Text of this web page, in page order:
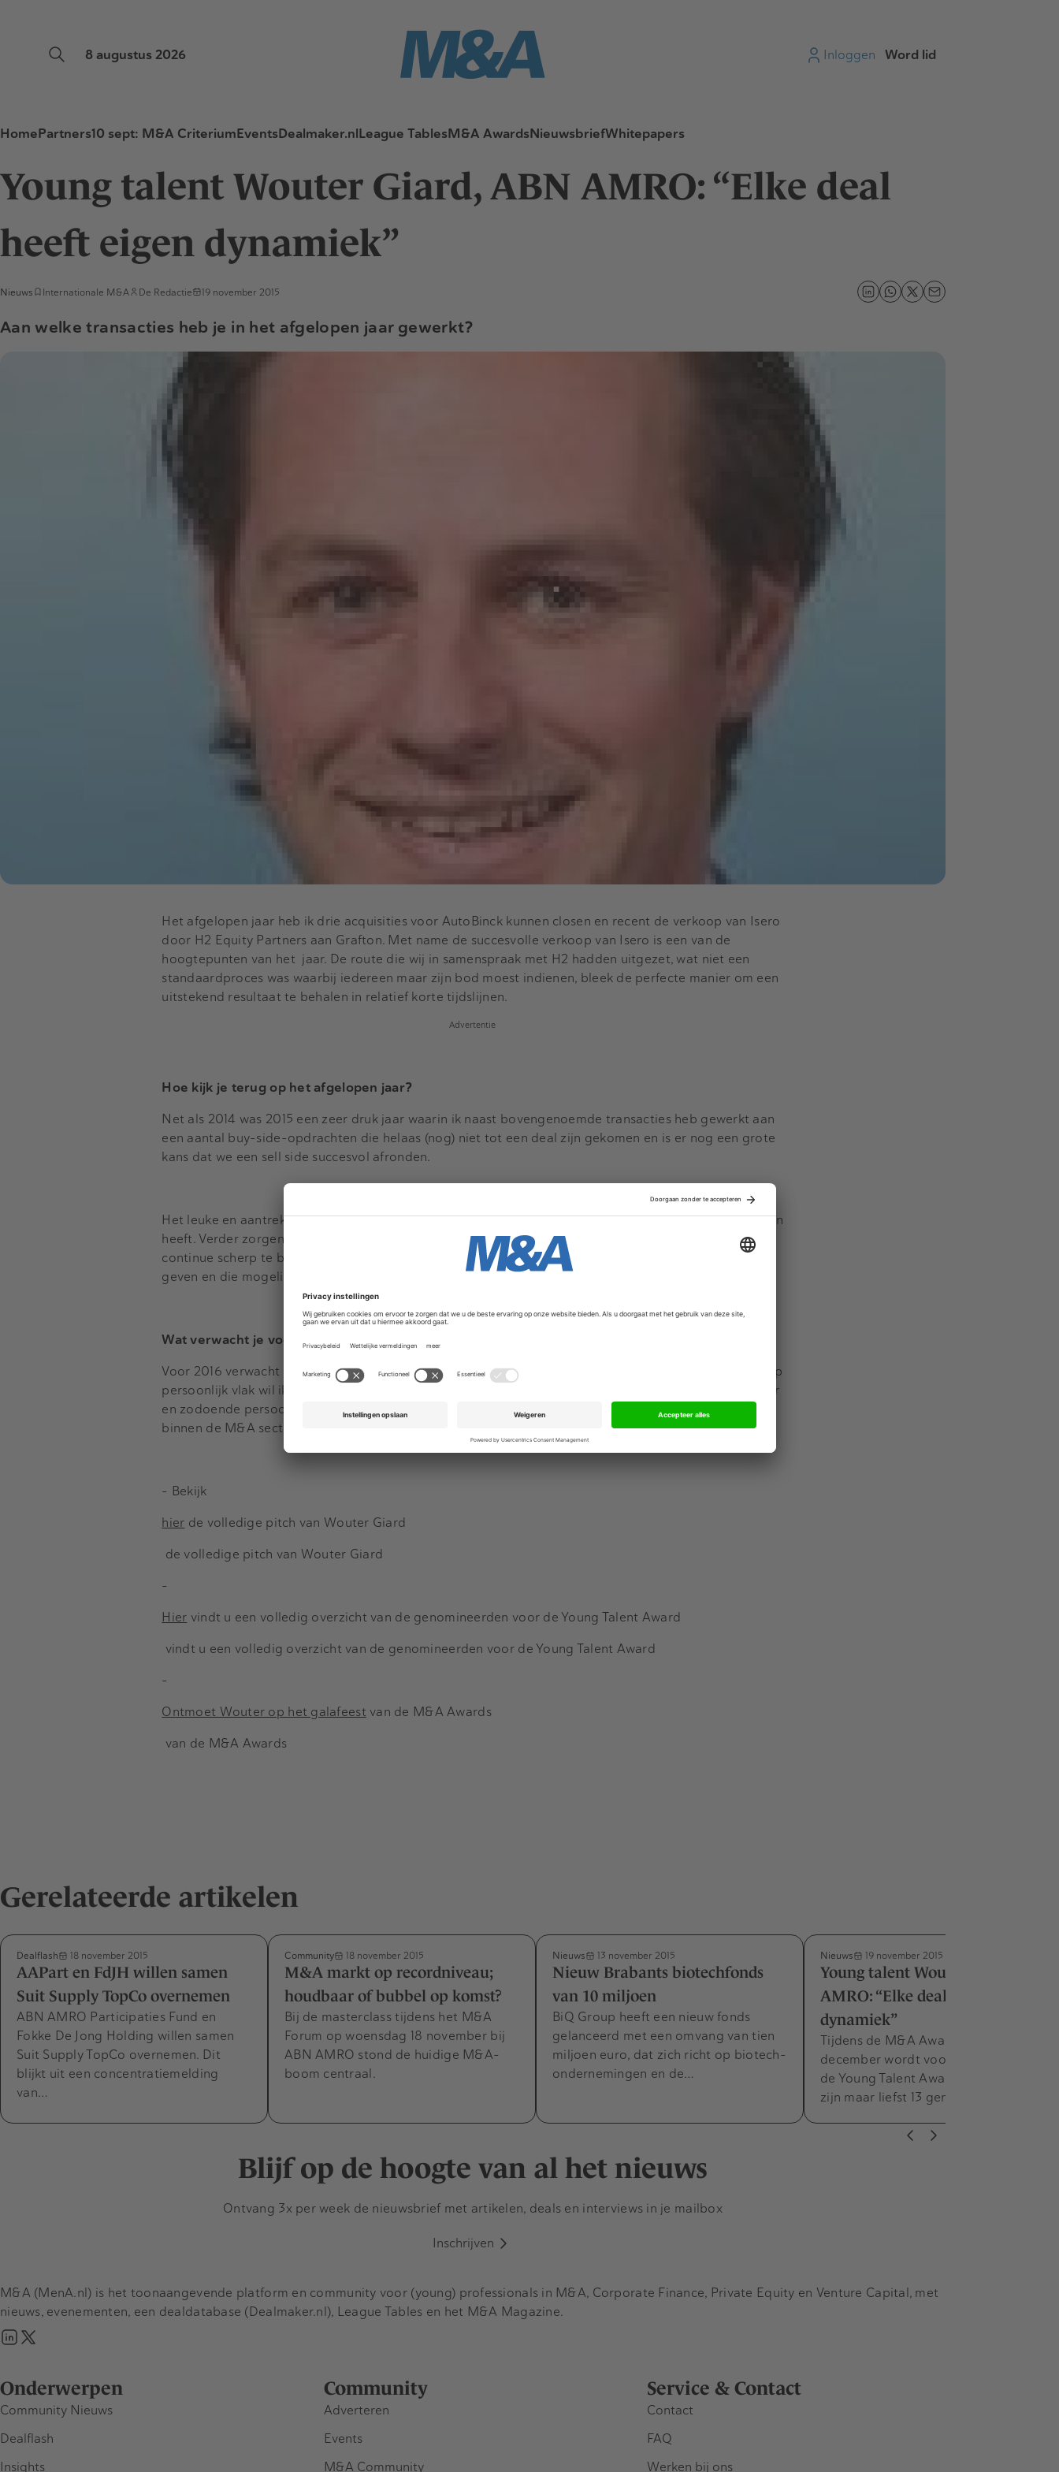
8 augustus 2026 Inloggen Word lid
HomePartners10 sept: M&A CriteriumEventsDealmaker.nlLeague TablesM&A AwardsNieuwsbriefWhitepapers
Young talent Wouter Giard, ABN AMRO: “Elke deal
heeft eigen dynamiek”
Nieuws Internationale M&A De Redactie 19 november 2015
Aan welke transacties heb je in het afgelopen jaar gewerkt?
Het afgelopen jaar heb ik drie acquisities voor AutoBinck kunnen closen en recent de verkoop van Isero
door H2 Equity Partners aan Grafton. Met name de succesvolle verkoop van Isero is een van de
hoogtepunten van het jaar. De route die wij in samenspraak met H2 hadden uitgezet, wat niet een
standaardproces was waarbij iedereen maar zijn bod moest indienen, bleek de perfecte manier om een
uitstekend resultaat te behalen in relatief korte tijdslijnen.
Advertentie
Hoe kijk je terug op het afgelopen jaar?
Net als 2014 was 2015 een zeer druk jaar waarin ik naast bovengenoemde transacties heb gewerkt aan
een aantal buy-side-opdrachten die helaas (nog) niet tot een deal zijn gekomen en is er nog een grote
kans dat we een sell side succesvol afronden.
Het leuke en aantrekkelijke van M&A blijft dat iedere deal zijn compleet eigen dynamiek en uitdagingen
heeft. Verder zorgen de mensen aan beide kanten van de tafel ervoor dat je gedwongen wordt om
continue scherp te blijven. Daarnaast kan je door je toegenomen ervaring je klant zelfstandiger advies
geven en die mogelijkheid en verantwoordelijkheid krijg ik binnen ABN AMRO dan ook.
Wat verwacht je voor de markt in 2016?
Voor 2016 verwacht ik een voortzetting van de actieve M&A markt mede op basis van onze pipeline. Op
persoonlijk vlak wil ik mij verder ontwikkelen tot een volwaardig en allround corporate finance adviseur
en zodoende persoonlijk bijdragen aan de versteviging van de leidende positie die ABN AMRO heeft
binnen de M&A sector.
- Bekijk
hier de volledige pitch van Wouter Giard
de volledige pitch van Wouter Giard
-
Hier vindt u een volledig overzicht van de genomineerden voor de Young Talent Award
vindt u een volledig overzicht van de genomineerden voor de Young Talent Award
-
Ontmoet Wouter op het galafeest van de M&A Awards
van de M&A Awards
Gerelateerde artikelen
Dealflash 18 november 2015
AAPart en FdJH willen samen
Suit Supply TopCo overnemen
ABN AMRO Participaties Fund en
Fokke De Jong Holding willen samen
Suit Supply TopCo overnemen. Dit
blijkt uit een concentratiemelding
van…
Community 18 november 2015
M&A markt op recordniveau;
houdbaar of bubbel op komst?
Bij de masterclass tijdens het M&A
Forum op woensdag 18 november bij
ABN AMRO stond de huidige M&A-
boom centraal.
Nieuws 13 november 2015
Nieuw Brabants biotechfonds
van 10 miljoen
BiQ Group heeft een nieuw fonds
gelanceerd met een omvang van tien
miljoen euro, dat zich richt op biotech-
ondernemingen en de…
Nieuws 19 november 2015
Young talent Wouter Giard, ABN
AMRO: “Elke deal heeft eigen
dynamiek”
Tijdens de M&A Awards op 10
december wordt voor de derde keer
de Young Talent Award uitgereikt. Er
zijn maar liefst 13 genomineerden. In…
Blijf op de hoogte van al het nieuws
Ontvang 3x per week de nieuwsbrief met artikelen, deals en interviews in je mailbox
Inschrijven
Onderwerpen
Community Nieuws
Dealflash
Insights
Community
Adverteren
Events
M&A Community
Service & Contact
Contact
FAQ
Werken bij ons
M&A (MenA.nl) is het toonaangevende platform en community voor (young) professionals in M&A, Corporate Finance, Private Equity en Venture Capital, met
nieuws, evenementen, een dealdatabase (Dealmaker.nl), League Tables en het M&A Magazine.